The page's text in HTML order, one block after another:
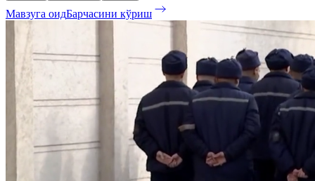
Мавзуга оидБарчасини кўриш